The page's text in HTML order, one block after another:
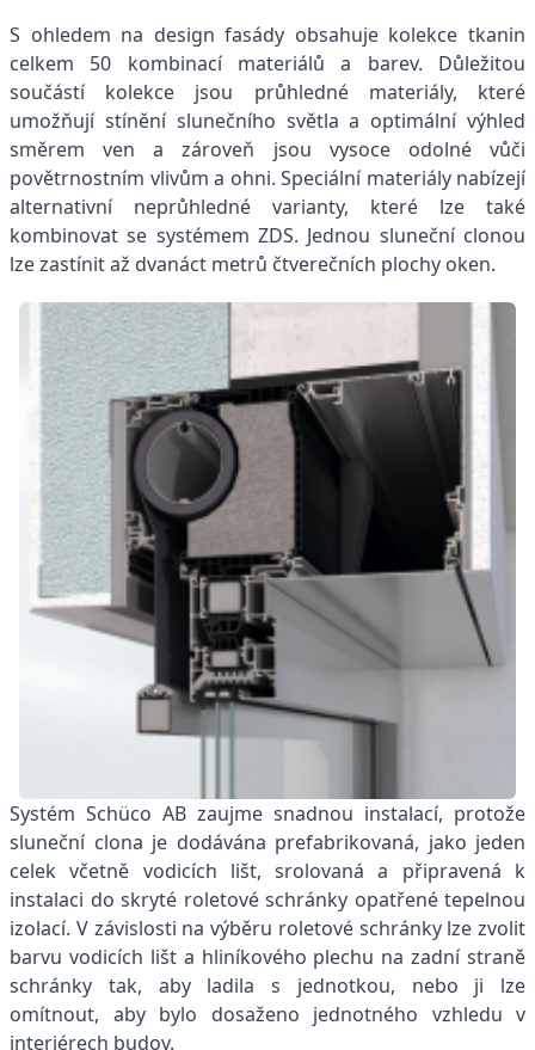
S ohledem na design fasády obsahuje kolekce tkanin
celkem 50 kombinací materiálů a barev. Důležitou
součástí kolekce jsou průhledné materiály, které
umožňují stínění slunečního světla a optimální výhled
směrem ven a zároveň jsou vysoce odolné vůči
povětrnostním vlivům a ohni. Speciální materiály nabízejí
alternativní neprůhledné varianty, které lze také
kombinovat se systémem ZDS. Jednou sluneční clonou
lze zastínit až dvanáct metrů čtverečních plochy oken.
Systém Schüco AB zaujme snadnou instalací, protože
sluneční clona je dodávána prefabrikovaná, jako jeden
celek včetně vodicích lišt, srolovaná a připravená k
instalaci do skryté roletové schránky opatřené tepelnou
izolací. V závislosti na výběru roletové schránky lze zvolit
barvu vodicích lišt a hliníkového plechu na zadní straně
schránky tak, aby ladila s jednotkou, nebo ji lze
omítnout, aby bylo dosaženo jednotného vzhledu v
interiérech budov.